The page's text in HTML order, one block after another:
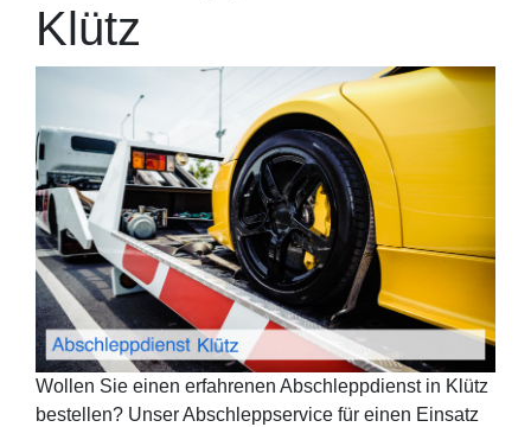
Klütz
Wollen Sie einen erfahrenen Abschleppdienst in Klütz
bestellen? Unser Abschleppservice für einen Einsatz